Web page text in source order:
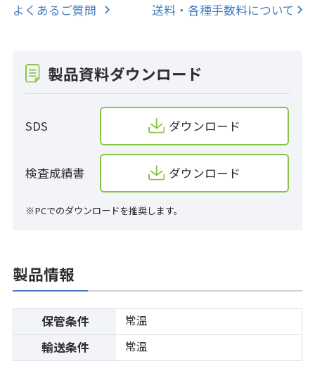
よくあるご質問 送料・各種手数料について
製品資料ダウンロード
SDS ダウンロード
検査成績書 ダウンロード
※PCでのダウンロードを推奨します。
製品情報
保管条件 常温
輸送条件 常温